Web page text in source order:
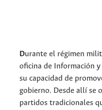
Durante el régimen
oficina de Información
su capacidad de
gobierno. Desde allí se
partidos tradicionales